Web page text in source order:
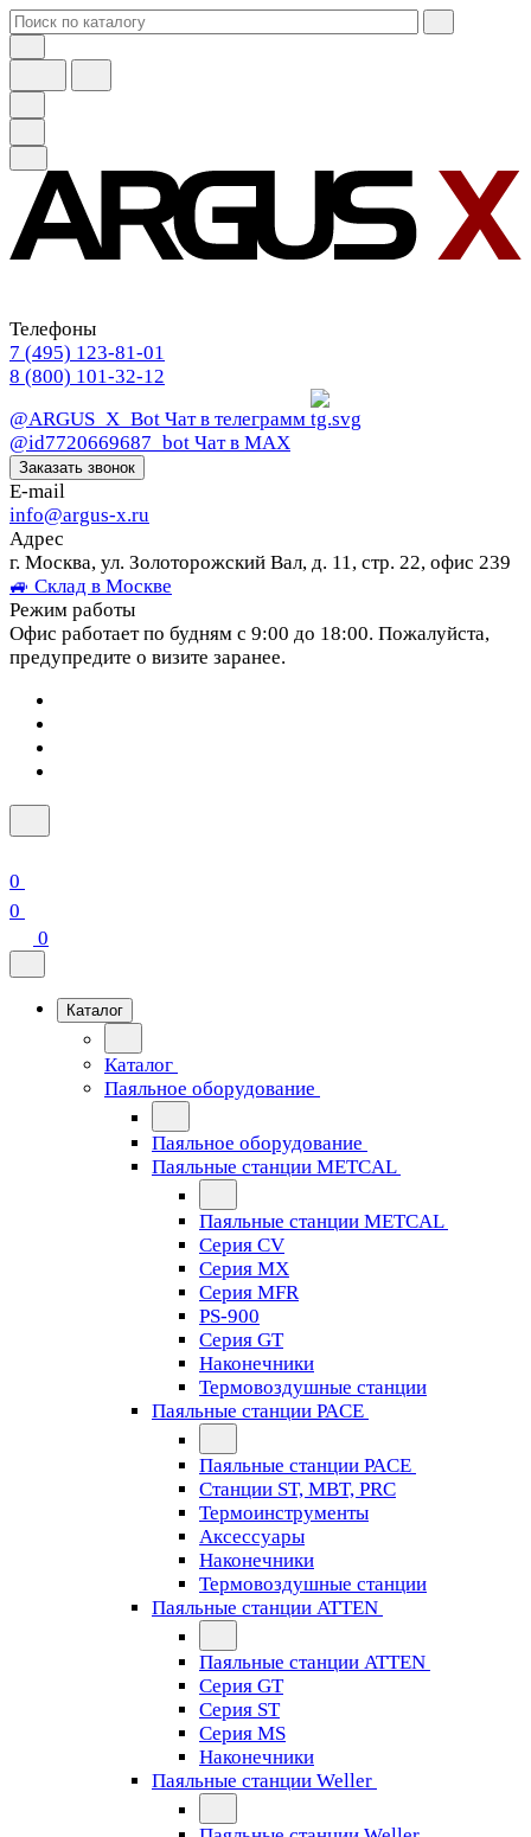
Телефоны
7 (495) 123-81-01
8 (800) 101-32-12
@ARGUS_X_Bot Чат в телеграмм
@id7720669687_bot Чат в МАХ
Заказать звонок
E-mail
info@argus-x.ru
Адрес
г. Москва, ул. Золоторожский Вал, д. 11, стр. 22, офис 239
🚙 Склад в Москве
Режим работы
Офис работает по будням с 9:00 до 18:00. Пожалуйста,
предупредите о визите заранее.
0
0
0
Каталог
Каталог
Паяльное оборудование
Паяльное оборудование
Паяльные станции METCAL
Паяльные станции METCAL
Серия CV
Серия MX
Серия MFR
PS-900
Серия GT
Наконечники
Термовоздушные станции
Паяльные станции PACE
Паяльные станции PACE
Станции ST, MBT, PRC
Термоинструменты
Аксессуары
Наконечники
Термовоздушные станции
Паяльные станции ATTEN
Паяльные станции ATTEN
Серия GT
Серия ST
Серия MS
Наконечники
Паяльные станции Weller